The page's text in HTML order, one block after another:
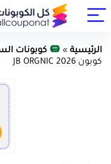
الرئيسية » كوبونات
كوبون JB ORGNIC 2026